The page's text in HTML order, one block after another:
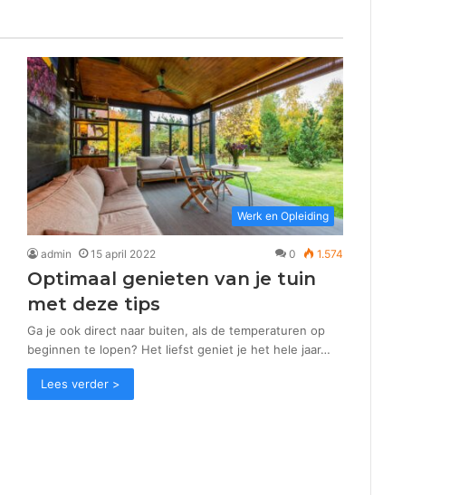
Werk en Opleiding
admin 15 april 2022 0 1.574
Optimaal genieten van je tuin
met deze tips
Ga je ook direct naar buiten, als de temperaturen op
beginnen te lopen? Het liefst geniet je het hele jaar…
Lees verder >